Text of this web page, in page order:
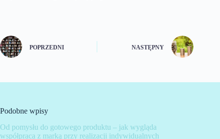
POPRZEDNI NASTĘPNY
Podobne wpisy
Od pomysłu do gotowego produktu – jak wygląda
współpraca z marką przy realizacji indywidualnych